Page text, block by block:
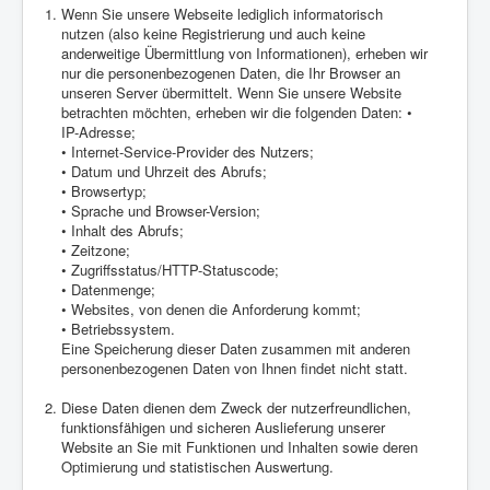
Wenn Sie unsere Webseite lediglich informatorisch
nutzen (also keine Registrierung und auch keine
anderweitige Übermittlung von Informationen), erheben wir
nur die personenbezogenen Daten, die Ihr Browser an
unseren Server übermittelt. Wenn Sie unsere Website
betrachten möchten, erheben wir die folgenden Daten: •
IP-Adresse;
• Internet-Service-Provider des Nutzers;
• Datum und Uhrzeit des Abrufs;
• Browsertyp;
• Sprache und Browser-Version;
• Inhalt des Abrufs;
• Zeitzone;
• Zugriffsstatus/HTTP-Statuscode;
• Datenmenge;
• Websites, von denen die Anforderung kommt;
• Betriebssystem.
Eine Speicherung dieser Daten zusammen mit anderen
personenbezogenen Daten von Ihnen findet nicht statt.
Diese Daten dienen dem Zweck der nutzerfreundlichen,
funktionsfähigen und sicheren Auslieferung unserer
Website an Sie mit Funktionen und Inhalten sowie deren
Optimierung und statistischen Auswertung.